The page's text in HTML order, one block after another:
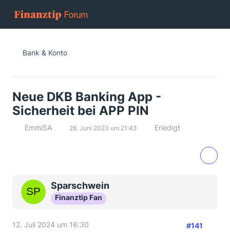
Bank & Konto
Neue DKB Banking App -
Sicherheit bei APP PIN
EmmiSA 28. Juni 2023 um 21:43 Erledigt
Sparschwein
Finanztip Fan
12. Juli 2024 um 16:30 #141